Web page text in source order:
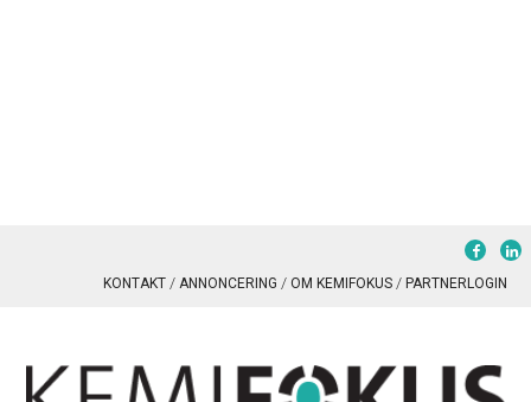
KONTAKT ANNONCERING OM KEMIFOKUS PARTNERLOGIN